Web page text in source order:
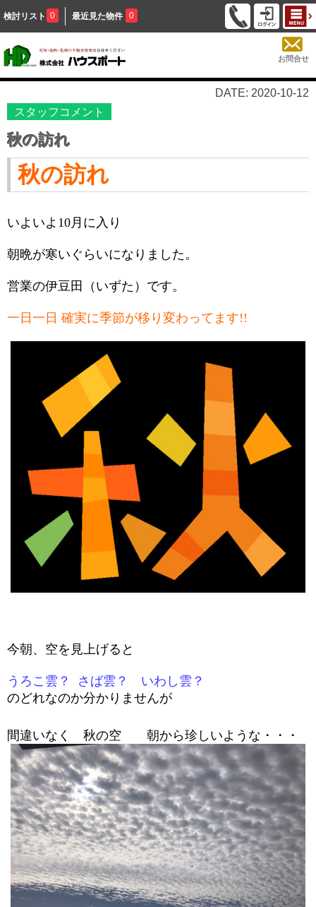
検討リスト 0 最近見た物件 0
お問合せ
DATE: 2020-10-12
スタッフコメント
秋の訪れ
秋の訪れ
いよいよ 10 月に入り
朝晩が寒いぐらいになりました。
営業の伊豆田（いずた）です。
一日一日 確実に季節が移り変わってます!!
今朝、空を見上げると
うろこ雲？
さば雲？ いわし雲？
のどれなのか分かりませんが
間違いなく 秋の空 朝から珍しいような・・・